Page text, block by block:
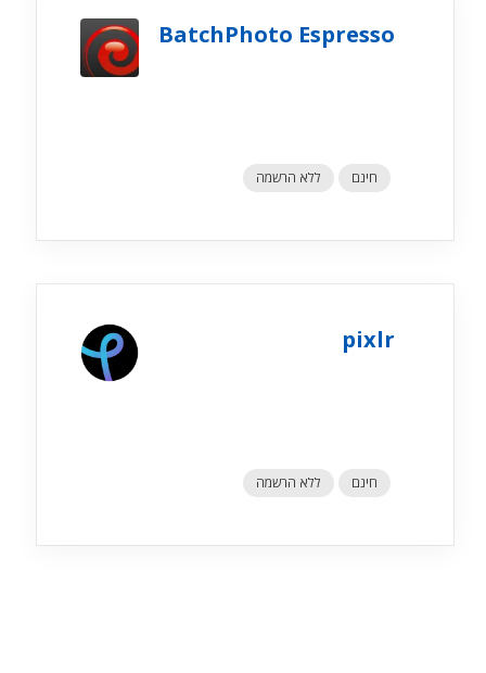
BatchPhoto Espresso
חינם ללא הרשמה
pixlr
חינם ללא הרשמה